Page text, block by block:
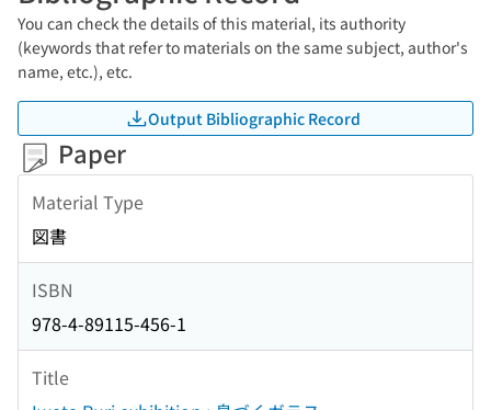
You can check the details of this material, its authority
(keywords that refer to materials on the same subject, author's
name, etc.), etc.
Output Bibliographic Record
Paper
Material Type
図書
ISBN
978-4-89115-456-1
Title